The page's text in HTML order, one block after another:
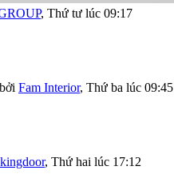
, Thứ tư lúc 09:17
bởi Fam Interior, Thứ ba lúc 09:45
, Thứ hai lúc 17:12